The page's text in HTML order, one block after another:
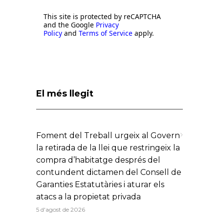
This site is protected by reCAPTCHA
and the Google Privacy
Policy and Terms of Service apply.
El més llegit
Foment del Treball urgeix al Govern
la retirada de la llei que restringeix la
compra d’habitatge després del
contundent dictamen del Consell de
Garanties Estatutàries i aturar els
atacs a la propietat privada
5 d'agost de 2026